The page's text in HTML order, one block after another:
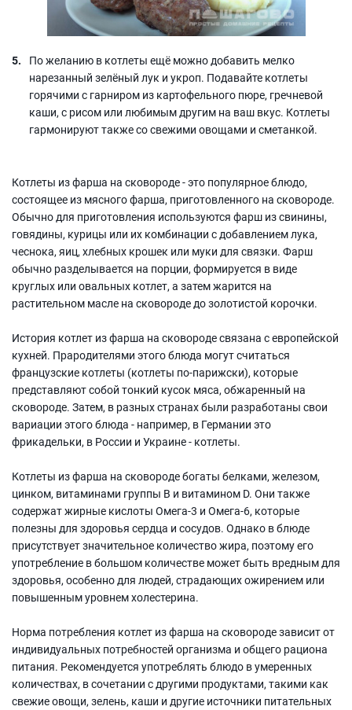
По желанию в котлеты ещё можно добавить мелко
нарезанный зелёный лук и укроп. Подавайте котлеты
горячими с гарниром из картофельного пюре, гречневой
каши, с рисом или любимым другим на ваш вкус. Котлеты
гармонируют также со свежими овощами и сметанкой.
Котлеты из фарша на сковороде - это популярное блюдо,
состоящее из мясного фарша, приготовленного на сковороде.
Обычно для приготовления используются фарш из свинины,
говядины, курицы или их комбинации с добавлением лука,
чеснока, яиц, хлебных крошек или муки для связки. Фарш
обычно разделывается на порции, формируется в виде
круглых или овальных котлет, а затем жарится на
растительном масле на сковороде до золотистой корочки.
История котлет из фарша на сковороде связана с европейской
кухней. Прародителями этого блюда могут считаться
французские котлеты (котлеты по-парижски), которые
представляют собой тонкий кусок мяса, обжаренный на
сковороде. Затем, в разных странах были разработаны свои
вариации этого блюда - например, в Германии это
фрикадельки, в России и Украине - котлеты.
Котлеты из фарша на сковороде богаты белками, железом,
цинком, витаминами группы B и витамином D. Они также
содержат жирные кислоты Омега-3 и Омега-6, которые
полезны для здоровья сердца и сосудов. Однако в блюде
присутствует значительное количество жира, поэтому его
употребление в большом количестве может быть вредным для
здоровья, особенно для людей, страдающих ожирением или
повышенным уровнем холестерина.
Норма потребления котлет из фарша на сковороде зависит от
индивидуальных потребностей организма и общего рациона
питания. Рекомендуется употреблять блюдо в умеренных
количествах, в сочетании с другими продуктами, такими как
свежие овощи, зелень, каши и другие источники питательных